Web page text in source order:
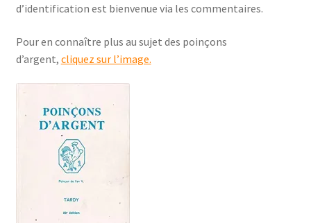
d’identification est bienvenue via les commentaires.
Pour en connaître plus au sujet des poinçons
d’argent, cliquez sur l’image.